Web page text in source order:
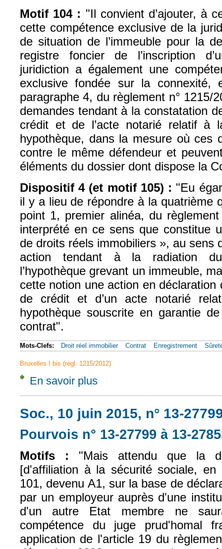
Motif 104 : "Il convient d’ajouter, à
cette compétence exclusive de la
de situation de l’immeuble pour la
registre foncier de l’inscription
juridiction a également une
exclusive fondée sur la connexité,
paragraphe 4, du règlement n° 1215/
demandes tendant à la constatation
crédit et de l’acte notarié relatif à
hypothèque, dans la mesure où ces
contre le même défendeur et
éléments du dossier dont dispose la
Dispositif 4 (et motif 105) : "Eu
il y a lieu de répondre à la quatrième
point 1, premier alinéa, du
interprété en ce sens que constitue
de droits réels immobiliers », au sens
action tendant à la radiation
l’hypothèque grevant un immeuble,
cette notion une action en déclaration
de crédit et d’un acte notarié
hypothèque souscrite en garantie
contrat".
Mots-Clefs: Droit réel immobilier Contrat Enregistrement
Bruxelles I bis (règl. 1215/2012)
En savoir plus
Soc., 10 juin 2015, n° 13-
Pourvois n° 13-27799 à 13-
Motifs : "Mais attendu que la
[d'affiliation à la sécurité sociale, en
101, devenu A1, sur la base de
par un employeur auprès d'une
d'un autre Etat membre ne
compétence du juge prud'homal
application de l'article 19 du